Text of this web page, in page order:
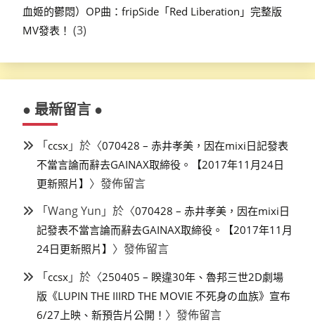
血姬的鬱悶）OP曲：fripSide「Red Liberation」完整版
MV發表！ (3)
● 最新留言 ●
「ccsx 」於〈070428 – 赤井孝美，因在mixi日記發表
不當言論而辭去GAINAX取締役。【2017年11月24日
更新照片】 〉發佈留言
「Wang Yun 」於〈070428 – 赤井孝美，因在mixi日
記發表不當言論而辭去GAINAX取締役。【2017年11月
24日更新照片】 〉發佈留言
「ccsx 」於〈250405 – 睽違30年、魯邦三世2D劇場
版《LUPIN THE IIIRD THE MOVIE 不死身の血族》宣布
6/27上映、新預告片公開！ 〉發佈留言